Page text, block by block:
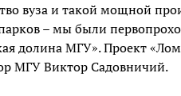
вуза и такой мощной
– мы были
долина МГУ». Проект
МГУ Виктор Садовничий.